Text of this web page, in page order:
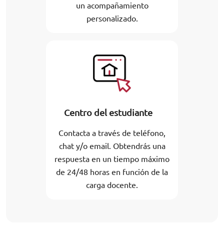
un acompañamiento
personalizado.
Centro del estudiante
Contacta a través de teléfono,
chat y/o email. Obtendrás una
respuesta en un tiempo máximo
de 24/48 horas en función de la
carga docente.